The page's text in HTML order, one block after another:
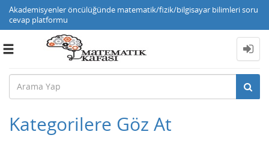
Akademisyenler öncülüğünde matematik/fizik/bilgisayar bilimleri soru
cevap platformu
Toggle
Kategorilere Göz At